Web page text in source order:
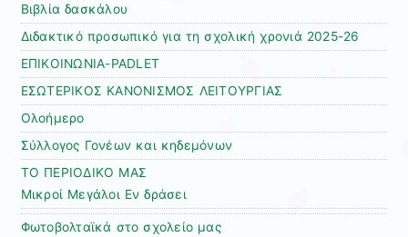
Βιβλία δασκάλου
Διδακτικό προσωπικό για τη σχολική χρονιά 2025-26
ΕΠΙΚΟΙΝΩΝΙΑ-PADLET
ΕΣΩΤΕΡΙΚΟΣ ΚΑΝΟΝΙΣΜΟΣ ΛΕΙΤΟΥΡΓΙΑΣ
Ολοήμερο
Σύλλογος Γονέων και κηδεμόνων
ΤΟ ΠΕΡΙΟΔΙΚΟ ΜΑΣ
Μικροί Μεγάλοι Εν δράσει
Φωτοβολταϊκά στο σχολείο μας